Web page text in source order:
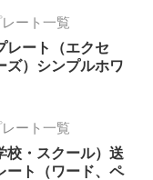
ート一覧
レート（エクセ
ズ）シンプルホワ
ート一覧
校・スクール）送
ート（ワード、ペ